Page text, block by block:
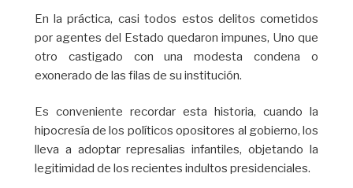
En la práctica, casi todos estos delitos cometidos
por agentes del Estado quedaron impunes, Uno que
otro castigado con una modesta condena o
exonerado de las filas de su institución.
Es conveniente recordar esta historia, cuando la
hipocresía de los políticos opositores al gobierno, los
lleva a adoptar represalias infantiles, objetando la
legitimidad de los recientes indultos presidenciales.